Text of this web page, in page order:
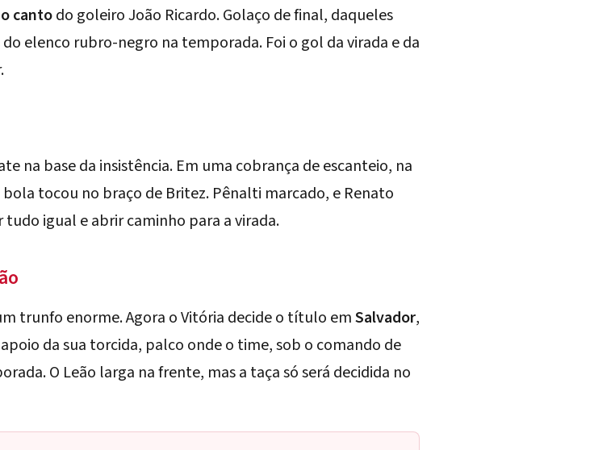
cantodo goleiro João Ricardo. Golaço de final, daqueles
elenco rubro-negro na temporada. Foi o gol da virada e da
na base da insistência. Em uma cobrança de escanteio, na
tocou no braço de Britez. Pênalti marcado, e Renato
igual e abrir caminho para a virada.
trunfo enorme. Agora o Vitória decide o título emSalvador,
da sua torcida, palco onde o time, sob o comando de
O Leão larga na frente, mas a taça só será decidida no